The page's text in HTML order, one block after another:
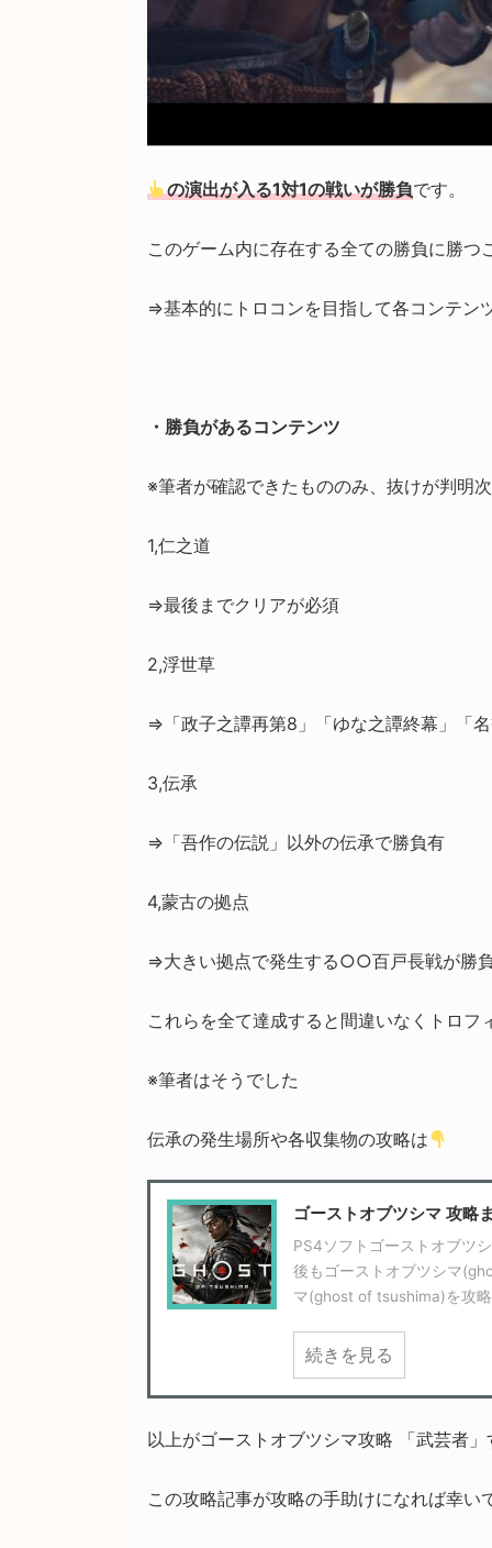
の演出が入る1対1の戦いが勝負です。
このゲーム内に存在する全ての勝負に勝つ
⇒基本的にトロコンを目指して各コンテン
・勝負があるコンテンツ
※筆者が確認できたもののみ、抜けが判明
1,仁之道
⇒最後までクリアが必須
2,浮世草
⇒「政子之譚再第8」「ゆな之譚終幕」「
3,伝承
⇒「吾作の伝説」以外の伝承で勝負有
4,蒙古の拠点
⇒大きい拠点で発生する○○百戸長戦が勝
これらを全て達成すると間違いなくトロフ
※筆者はそうでした
伝承の発生場所や各収集物の攻略は
ゴーストオブツシマ 攻略
PS4ソフトゴーストオブツ
後もゴーストオブツシマ
マ(ghost of tsushima)を攻
続きを見る
以上がゴーストオブツシマ攻略 「武芸者
この攻略記事が攻略の手助けになれば幸い